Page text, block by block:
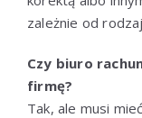
zależnie od
Czy biuro
firmę?
Tak, ale musi